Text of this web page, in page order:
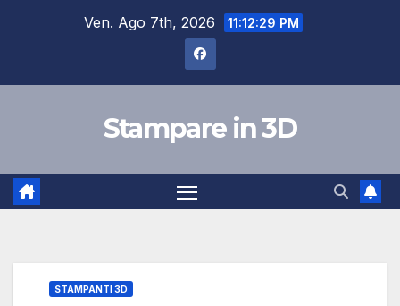
Ven. Ago 7th, 2026 11:12:29 PM
Stampare in 3D
STAMPANTI 3D